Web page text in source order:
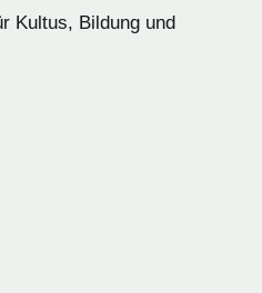
Kultus, Bildung und